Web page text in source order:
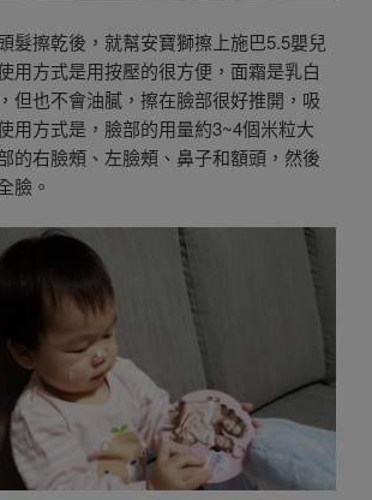
髮擦乾後，就幫安寶獅擦上施巴5.5嬰兒
用方式是用按壓的很方便，面霜是乳白
但也不會油膩，擦在臉部很好推開，吸
用方式是，臉部的用量約3~4個米粒大
的右臉頰、左臉頰、鼻子和額頭，然後
臉。